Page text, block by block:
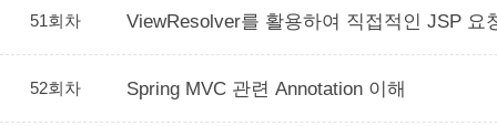
51회차 ViewResolver를 활용하여 직접적인 JSP 요
52회차 Spring MVC 관련 Annotation 이해